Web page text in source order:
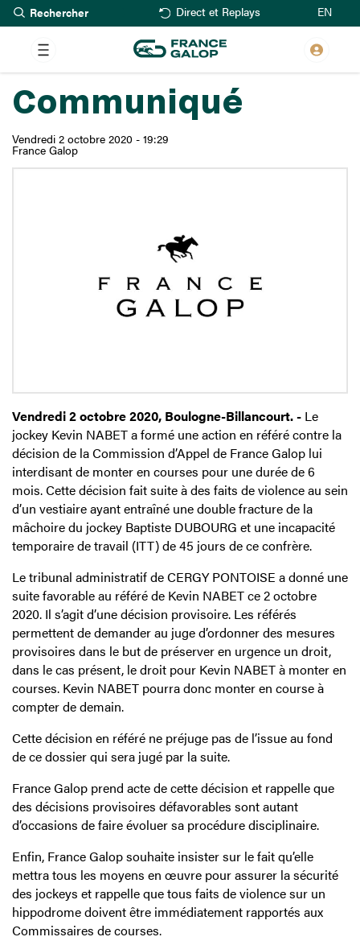
Aller
au
contenu
principal
Rechercher Direct et Replays EN
Communiqué
Vendredi 2 octobre 2020 - 19:29
France Galop
Vendredi 2 octobre 2020, Boulogne-Billancourt. - Le
jockey Kevin NABET a formé une action en référé contre la
décision de la Commission d’Appel de France Galop lui
interdisant de monter en courses pour une durée de 6
mois. Cette décision fait suite à des faits de violence au sein
d’un vestiaire ayant entraîné une double fracture de la
mâchoire du jockey Baptiste DUBOURG et une incapacité
temporaire de travail (ITT) de 45 jours de ce confrère.
Le tribunal administratif de CERGY PONTOISE a donné une
suite favorable au référé de Kevin NABET ce 2 octobre
2020. Il s’agit d’une décision provisoire. Les référés
permettent de demander au juge d’ordonner des mesures
provisoires dans le but de préserver en urgence un droit,
dans le cas présent, le droit pour Kevin NABET à monter en
courses. Kevin NABET pourra donc monter en course à
compter de demain.
Cette décision en référé ne préjuge pas de l’issue au fond
de ce dossier qui sera jugé par la suite.
France Galop prend acte de cette décision et rappelle que
des décisions provisoires défavorables sont autant
d’occasions de faire évoluer sa procédure disciplinaire.
Enfin, France Galop souhaite insister sur le fait qu’elle
mettra tous les moyens en œuvre pour assurer la sécurité
des jockeys et rappelle que tous faits de violence sur un
hippodrome doivent être immédiatement rapportés aux
Commissaires de courses.